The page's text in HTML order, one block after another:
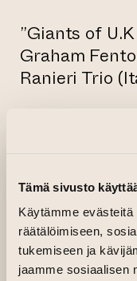
Tämä sivusto
Käytämme
räätälöimiseen,
tukemiseen ja
jaamme sosiaalisen
”Giants of
Graham
Ranieri Trio
Vanhan
on luvassa
Gene Vincentin
jonka
maineikkainta
(Matchbox) ja